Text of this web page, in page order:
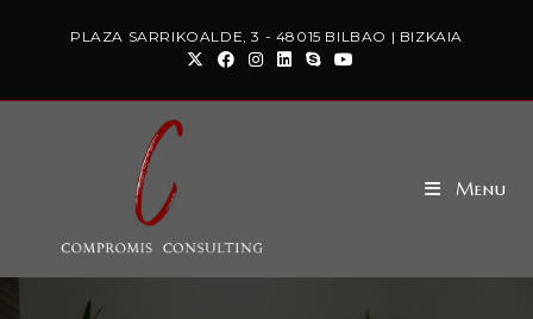
PLAZA SARRIKOALDE, 3 - 48015 BILBAO | BIZKAIA
Menu